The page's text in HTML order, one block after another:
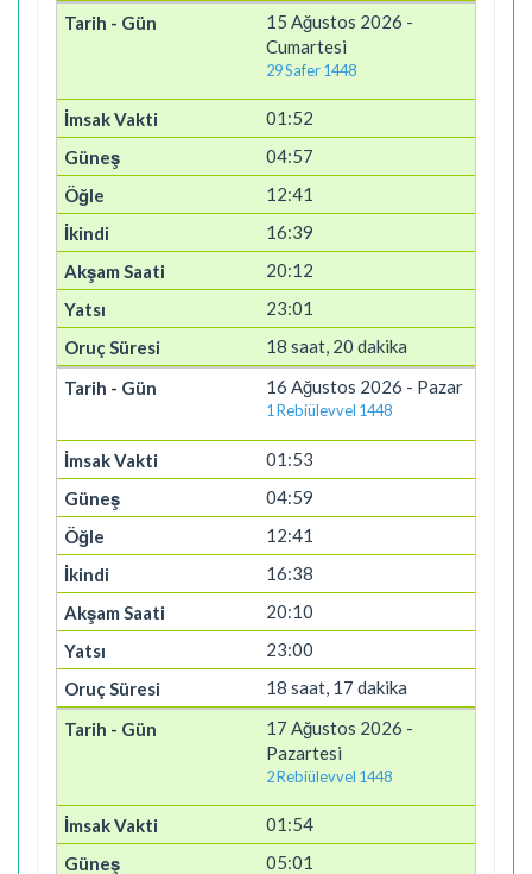
15 Ağustos 2026 -
Cumartesi
29 Safer 1448
01:52
04:57
12:41
16:39
20:12
23:01
18 saat, 20 dakika
16 Ağustos 2026 - Pazar
1 Rebiülevvel 1448
01:53
04:59
12:41
16:38
20:10
23:00
18 saat, 17 dakika
17 Ağustos 2026 -
Pazartesi
2 Rebiülevvel 1448
01:54
05:01